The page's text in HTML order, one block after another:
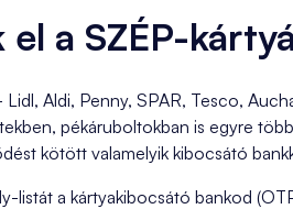
a SZÉP-
Aldi, Penny, SPAR, Tesco,
pékáruboltokban is egyre
kötött valamelyik kibocsátó
listát a kártyakibocsátó bankod